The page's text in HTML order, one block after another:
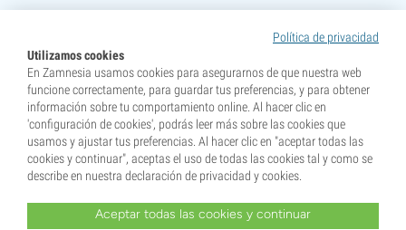
Política de privacidad
Utilizamos cookies
En Zamnesia usamos cookies para asegurarnos de que nuestra web
funcione correctamente, para guardar tus preferencias, y para obtener
información sobre tu comportamiento online. Al hacer clic en
'configuración de cookies', podrás leer más sobre las cookies que
usamos y ajustar tus preferencias. Al hacer clic en "aceptar todas las
cookies y continuar", aceptas el uso de todas las cookies tal y como se
describe en nuestra declaración de privacidad y cookies.
Aceptar todas las cookies y continuar
* Nuestras semillas se venden como suvenires. La germinación de semillas es ilegal en muchos